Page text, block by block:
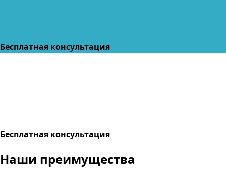
Бесплатная консультация
Бесплатная консультация
Наши преимущества